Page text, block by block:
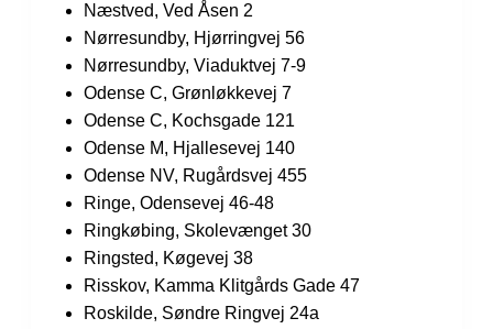
Næstved, Ved Åsen 2
Nørresundby, Hjørringvej 56
Nørresundby, Viaduktvej 7-9
Odense C, Grønløkkevej 7
Odense C, Kochsgade 121
Odense M, Hjallesevej 140
Odense NV, Rugårdsvej 455
Ringe, Odensevej 46-48
Ringkøbing, Skolevænget 30
Ringsted, Køgevej 38
Risskov, Kamma Klitgårds Gade 47
Roskilde, Søndre Ringvej 24a